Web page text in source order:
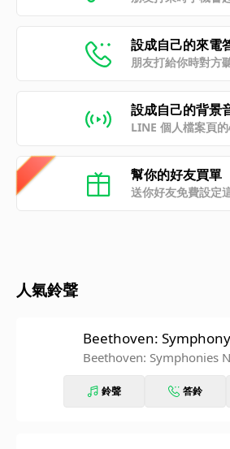
設成自己的來電
朋友打給你時對方
設成自己的背景
LINE 個人檔案頁
幫你的好友買單
送你好友免費設定
人氣鈴聲
Beethoven:
ajor, Op. 55 "Eroica":
Beethoven: Symphonies
鈴聲 答鈴